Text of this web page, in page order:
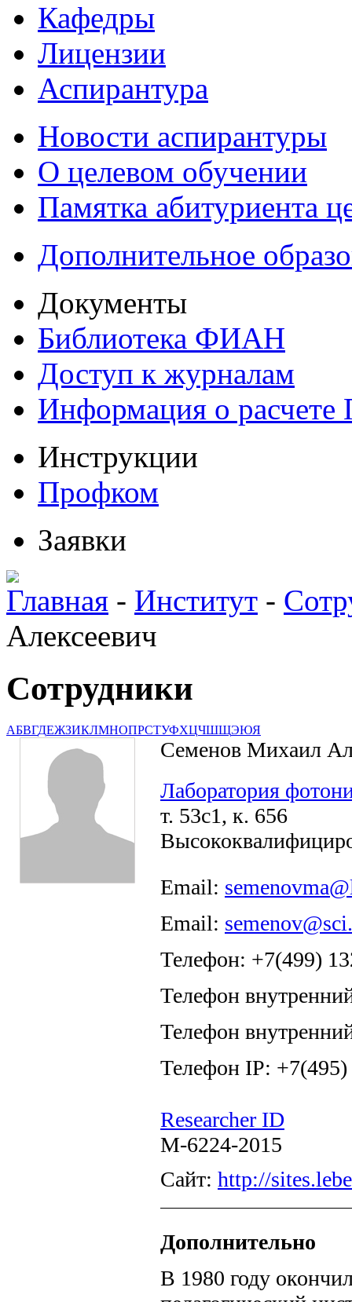
Кафедры
Лицензии
Аспирантура
Новости аспирантуры
О целевом обучении
Памятка абитуриента
Дополнительное
Документы
Библиотека ФИАН
Доступ к журналам
Информация о
Инструкции
Профком
Заявки
Главная - Институт -
Алексеевич
Сотрудники
АБВГДЕЖЗИКЛМНОПРСТУФХЦЧШЩЭЮЯ
Семенов Михаил
Лаборатория
т. 53с1, к. 656
Email:
Email:
Телефон: +7(499)
Телефон
Телефон
Телефон IP:
Researcher ID
M-6224-2015
Сайт: http://
Дополнительно
В 1980 году